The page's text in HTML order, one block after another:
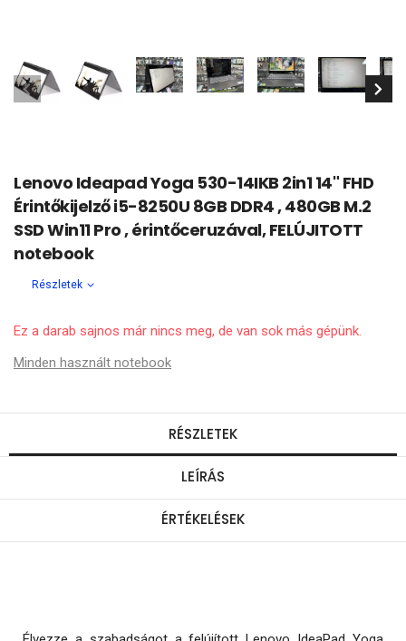
Lenovo Ideapad Yoga 530-14IKB 2in1 14" FHD
Érintőkijelző i5-8250U 8GB DDR4 , 480GB M.2
SSD Win11 Pro , érintőceruzával, FELÚJITOTT
notebook
Részletek
Ez a darab sajnos már nincs meg, de van sok más gépünk.
Minden használt notebook
RÉSZLETEK
LEÍRÁS
ÉRTÉKELÉSEK